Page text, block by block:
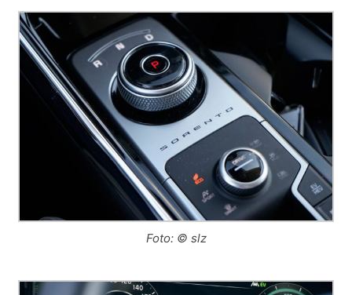
Foto: © slz